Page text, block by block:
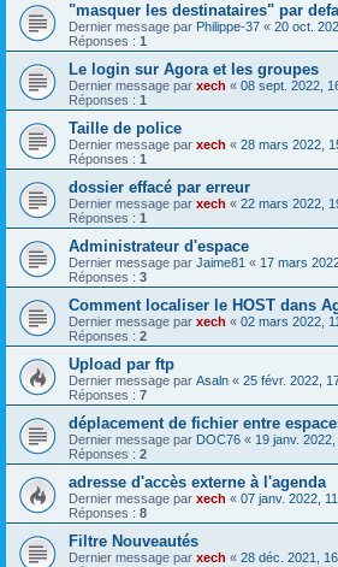
"masquer les destinataires" par
Dernier message par Philippe-37 « 20 oct.
Réponses : 1
Le login sur Agora et les groupes
Dernier message par xech « 08 sept. 2022,
Réponses : 1
Taille de police
Dernier message par xech « 28 mars 2022,
Réponses : 1
dossier effacé par erreur
Dernier message par xech « 22 mars 2022,
Réponses : 1
Administrateur d'espace
Dernier message par Jaime81 « 17 mars
Réponses : 3
Comment localiser le HOST dans
Dernier message par xech « 02 mars 2022,
Réponses : 2
Upload par ftp
Dernier message par Asaln « 25 févr. 2022,
Réponses : 7
déplacement de fichier entre
Dernier message par DOC76 « 19 janv.
Réponses : 2
adresse d'accès externe à l'agenda
Dernier message par xech « 07 janv. 2022,
Réponses : 8
Filtre Nouveautés
Dernier message par xech « 28 déc. 2021,